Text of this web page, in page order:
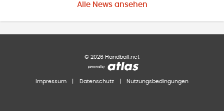
Alle News ansehen
© 2026 Handball.net
Impressum Datenschutz Nutzungsbedingungen